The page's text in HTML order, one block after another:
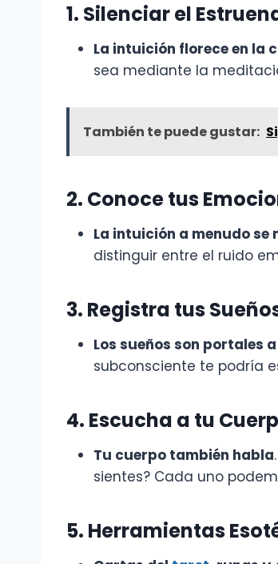
1. Silenciar el
La intuición florece en la
sea mediante la
También te puede gustar:
2. Conoce tus
La intuición a menudo
distinguir entre el ruido
3. Registra tus
Los sueños son portales
subconsciente te podría
4. Escucha a tu
Tu cuerpo también habla
sientes? Cada uno
5. Herramientas